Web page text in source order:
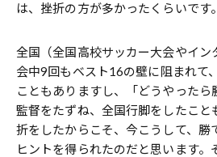
は、挫折の方が多かったくらいです。
全国（全国高校サッカー大会やイ
会中9回もベスト16の壁に阻まれて
こともありますし、「どうやったら
監督をたずね、全国行脚をしたこと
折をしたからこそ、今こうして、勝
ヒントを得られたのだと思います。